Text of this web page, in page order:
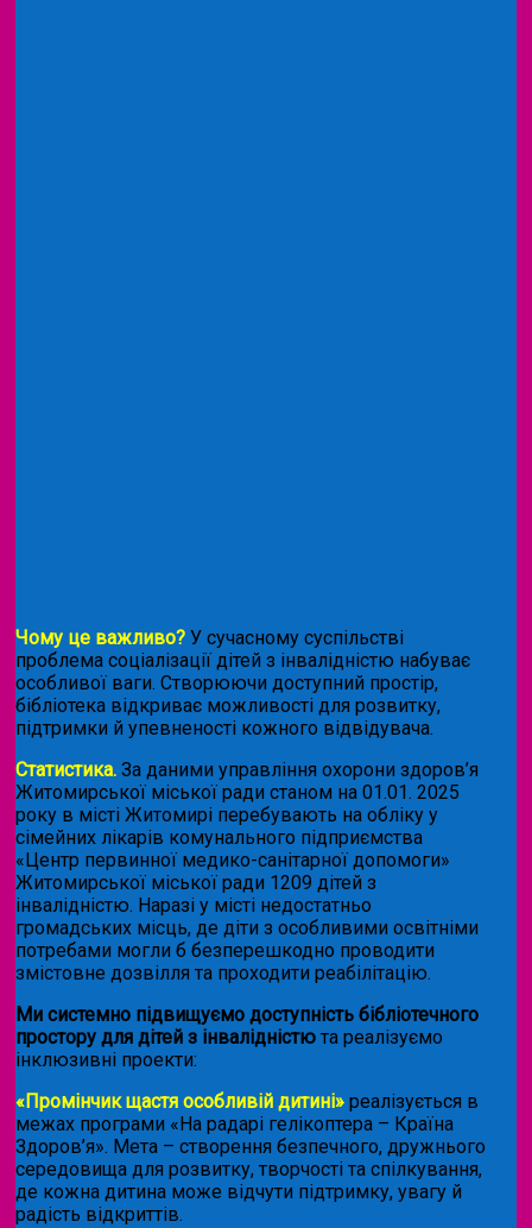
Чому це важливо? У сучасному суспільстві
проблема соціалізації дітей з інвалідністю набуває
особливої ваги. Створюючи доступний простір,
бібліотека відкриває можливості для розвитку,
підтримки й упевненості кожного відвідувача.
Статистика. За даними управління охорони здоров’я
Житомирської міської ради станом на 01.01. 2025
року в місті Житомирі перебувають на обліку у
сімейних лікарів комунального підприємства
«Центр первинної медико-санітарної допомоги»
Житомирської міської ради 1209 дітей з
інвалідністю. Наразі у місті недостатньо
громадських місць, де діти з особливими освітніми
потребами могли б безперешкодно проводити
змістовне дозвілля та проходити реабілітацію.
Ми системно підвищуємо доступність бібліотечного
простору для дітей з інвалідністю та реалізуємо
інклюзивні проекти:
«Промінчик щастя особливій дитині» реалізується в
межах програми «На радарі гелікоптера – Країна
Здоров’я». Мета – створення безпечного, дружнього
середовища для розвитку, творчості та спілкування,
де кожна дитина може відчути підтримку, увагу й
радість відкриттів.